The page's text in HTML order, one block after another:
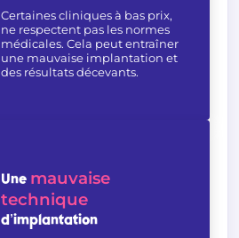
Certaines cliniques à bas prix,
ne respectent pas les normes
médicales. Cela peut entraîner
une mauvaise implantation et
des résultats décevants.
Une mauvaise
technique
d’implantation